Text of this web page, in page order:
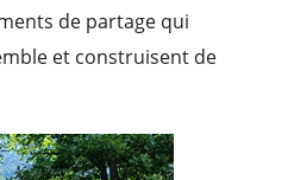
de partage qui
et construisent de